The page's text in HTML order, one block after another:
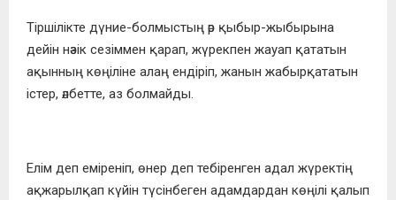
Тіршілікте дүние-болмыстың әр қыбыр-жыбырына
дейін нәзік сезіммен қарап, жүрекпен жауап қататын
ақынның көңіліне алаң ендіріп, жанын жабыр­қататын
істер, әлбетте, аз болмайды.
Елім деп еміреніп, өнер деп тебіренген адал жүректің
ақжарылқап күйін түсінбеген адамдардан көңілі қалып